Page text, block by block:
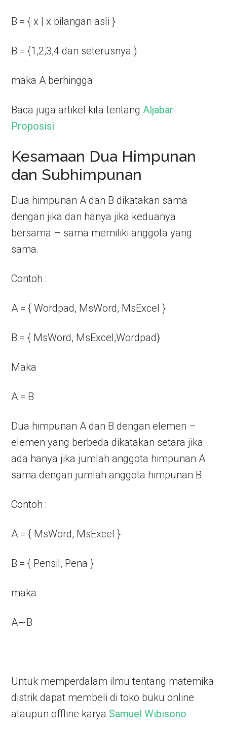
B = { x | x bilangan asli }
B = {1,2,3,4 dan seterusnya )
maka A berhingga
Baca juga artikel kita tentangAljabar
Proposisi
Kesamaan Dua Himpunan
dan Subhimpunan
Dua himpunan A dan B dikatakan sama
dengan jika dan hanya jika keduanya
bersama – sama memiliki anggota yang
sama.
Contoh :
A = { Wordpad, MsWord, MsExcel }
B = { MsWord, MsExcel,Wordpad}
Maka
A = B
Dua himpunan A dan B dengan elemen –
elemen yang berbeda dikatakan setara jika
ada hanya jika jumlah anggota himpunan A
sama dengan jumlah anggota himpunan B
Contoh :
A = { MsWord, MsExcel }
B = { Pensil, Pena }
maka
A∼B
Untuk memperdalam ilmu tentang matemika
distrik dapat membeli di toko buku online
ataupun offline karya Samuel Wibisono